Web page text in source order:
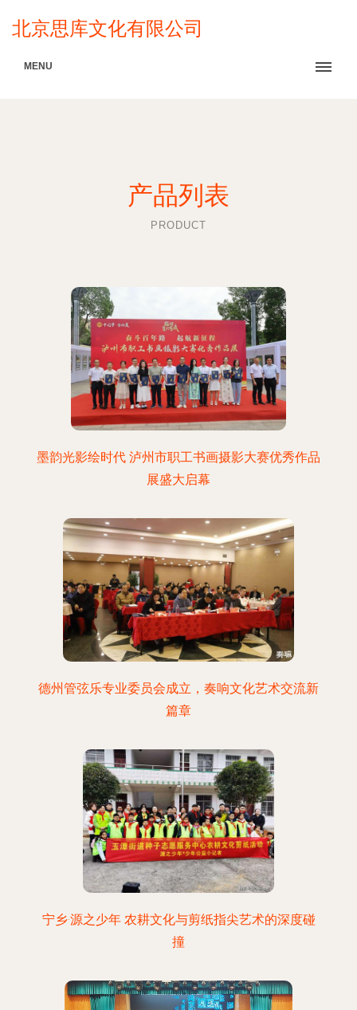
北京思库文化有限公司
MENU
产品列表
PRODUCT
墨韵光影绘时代 泸州市职工书画摄影大赛优秀作品
展盛大启幕
德州管弦乐专业委员会成立，奏响文化艺术交流新
篇章
宁乡·源之少年 农耕文化与剪纸指尖艺术的深度碰
撞